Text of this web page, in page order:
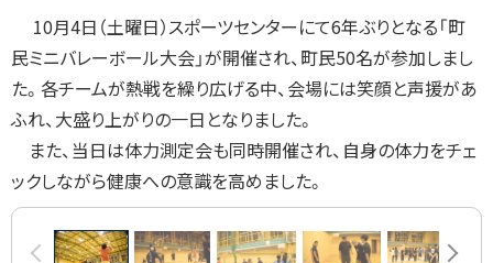
る
10月4日（土曜日）スポーツセンターにて6年ぶりとなる「町
民ミニバレーボール大会」が開催され、町民50名が参加しまし
た。各チームが熱戦を繰り広げる中、会場には笑顔と声援があ
ふれ、大盛り上がりの一日となりました。
また、当日は体力測定会も同時開催され、自身の体力をチェ
ックしながら健康への意識を高めました。
画
前へ 次へ